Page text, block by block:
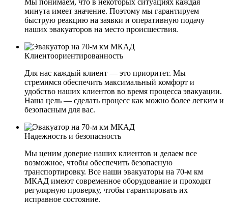
минута имеет значение. Поэтому мы гарантируем
быструю реакцию на заявки и оперативную подачу
наших эвакуаторов на место происшествия.
Клиентоориентированность
Для нас каждый клиент — это приоритет. Мы
стремимся обеспечить максимальный комфорт и
удобство наших клиентов во время процесса эвакуации.
Наша цель — сделать процесс как можно более легким и
безопасным для вас.
Надежность и безопасность
Мы ценим доверие наших клиентов и делаем все
возможное, чтобы обеспечить безопасную
транспортировку. Все наши эвакуаторы на 70-м км
МКАД имеют современное оборудование и проходят
регулярную проверку, чтобы гарантировать их
исправное состояние.